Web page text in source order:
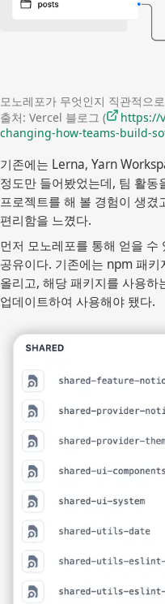
모노레포가 무엇인지 직관적으
출처: Vercel 블로그 (
https://
changing-how-teams-build-
기존에는 Lerna, Yarn
정도만 들어봤었는데, 팀 활동
프로젝트를 해 볼 경험이 생
편리함을 느꼈다.
먼저 모노레포를 통해 얻을 수
공유이다. 기존에는 npm 패
올리고, 해당 패키지를 사용
업데이트하여 사용해야 됐다.